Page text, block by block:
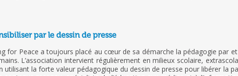
par le dessin de presse
for Peace a toujours placé au cœur de sa démarche la pédagogie par
L’association intervient régulièrement en milieux scolaire,
utilisant la forte valeur pédagogique du dessin de presse pour libérer la